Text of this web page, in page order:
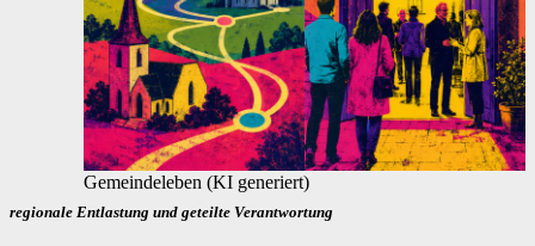
Gemeindeleben (KI generiert)
regionale Entlastung und geteilte Verantwortung